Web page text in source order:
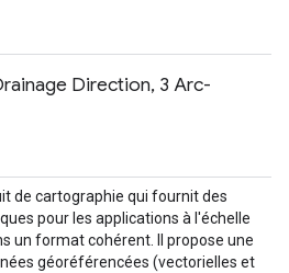
Direction, 3 Arc-
de cartographie qui fournit des
pour les applications à l'échelle
un format cohérent. Il propose une
géoréférencées (vectorielles et